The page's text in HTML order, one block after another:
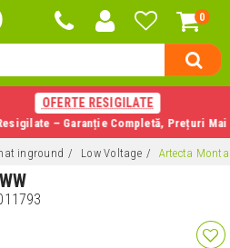
0
OFERTE RESIGILATE
– Garanție Completă, Prețuri Mai Mici
inground Low Voltage Artecta